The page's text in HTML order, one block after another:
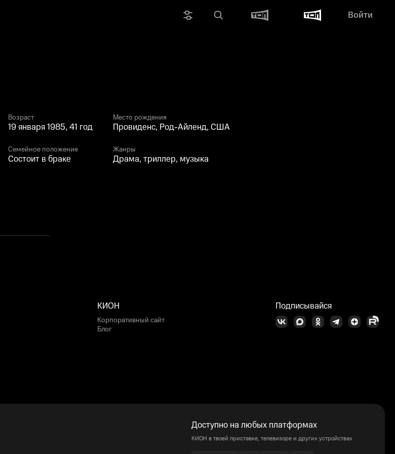
Войти
Возраст
19 января 1985, 41 год
Место рождения
Провиденс, Род-Айленд, США
Семейное положение
Состоит в браке
Жанры
Драма, триллер, музыка
КИОН
Корпоративный сайт
Блог
Подписывайся
Доступно на любых платформах
КИОН в твоей приставке, телевизоре и других устройствах